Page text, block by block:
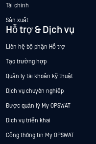
Tài chính
Sản xuất
Hỗ trợ & Dịch vụ
Liên hệ bộ phận Hỗ trợ
Tạo trường hợp
Quản lý tài khoản kỹ thuật
Dịch vụ chuyên nghiệp
Được quản lý My OPSWAT
Dịch vụ triển khai
Cổng thông tin My OPSWAT